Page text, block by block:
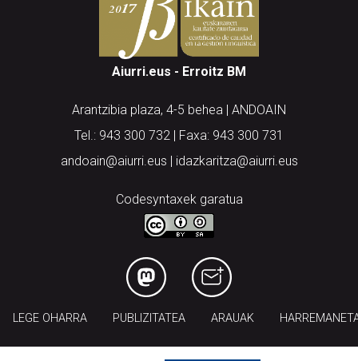
Aiurri.eus - Erroitz BM
Arantzibia plaza, 4-5 behea | ANDOAIN
Tel.: 943 300 732 | Faxa: 943 300 731
andoain@aiurri.eus | idazkaritza@aiurri.eus
Codesyntaxek garatua
LEGE OHARRA PUBLIZITATEA ARAUAK